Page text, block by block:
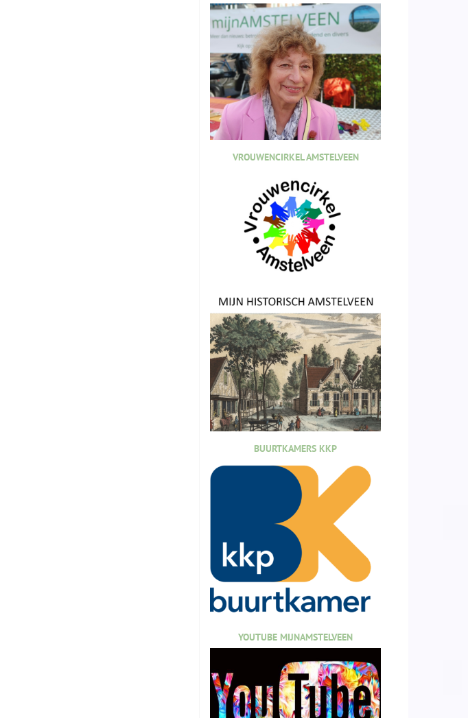
VROUWENCIRKEL AMSTELVEEN
BUURTKAMERS KKP
YOUTUBE MIJNAMSTELVEEN